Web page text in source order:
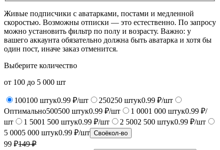
Живые подписчики с аватарками, постами и медленной
скоростью. Возможны отписки — это естественно. По запросу
можно установить фильтр по полу и возрасту. Важно: у
вашего аккаунта обязательно должна быть аватарка и хотя бы
один пост, иначе заказ отменится.
Выберите количество
от 100 до 5 000 шт
100100 штук0.99 ₽/шт 250250 штук0.99 ₽/шт
Оптимально500500 штук0.99 ₽/шт 1 0001 000 штук0.99 ₽/
шт
1 5001 500 штук0.99 ₽/шт 2 5002 500 штук0.99 ₽/шт
5 0005 000 штук0.99 ₽/шт Своёкол-во
99 ₽149₽